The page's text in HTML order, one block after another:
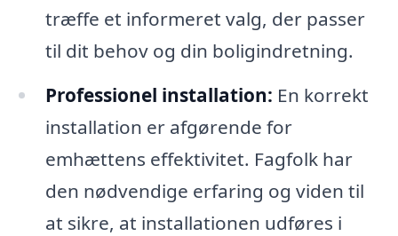
træffe et informeret valg, der passer
til dit behov og din boligindretning.
Professionel installation: En korrekt
installation er afgørende for
emhættens effektivitet. Fagfolk har
den nødvendige erfaring og viden til
at sikre, at installationen udføres i